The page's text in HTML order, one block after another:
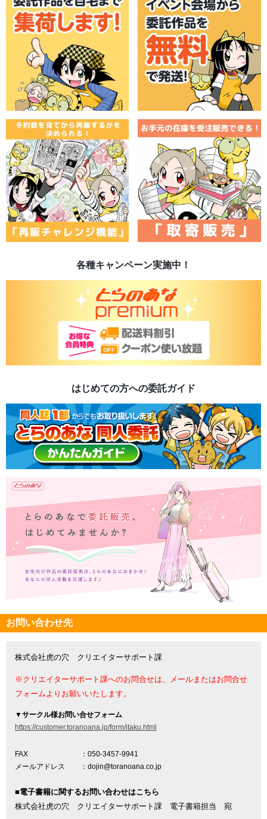
各種キャンペーン実施中！
はじめての方への委託ガイド
お問い合わせ先
株式会社虎の穴 クリエイターサポート課
※クリエイターサポート課へのお問合せは、メールまたはお問合せ
フォームよりお願いいたします。
▼サークル様お問い合せフォーム
https://customer.toranoana.jp/form/itaku.html
FAX
：050-3457-9941
メールアドレス
：dojin@toranoana.co.jp
■電子書籍に関するお問い合わせはこちら
株式会社虎の穴 クリエイターサポート課 電子書籍担当 宛